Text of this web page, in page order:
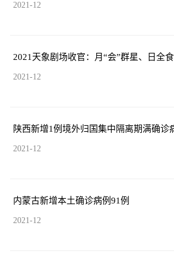
2021-12
2021天象剧场收官：月“会”群星、日全
2021-12
陕西新增1例境外归国集中隔离期满确诊
2021-12
内蒙古新增本土确诊病例91例
2021-12